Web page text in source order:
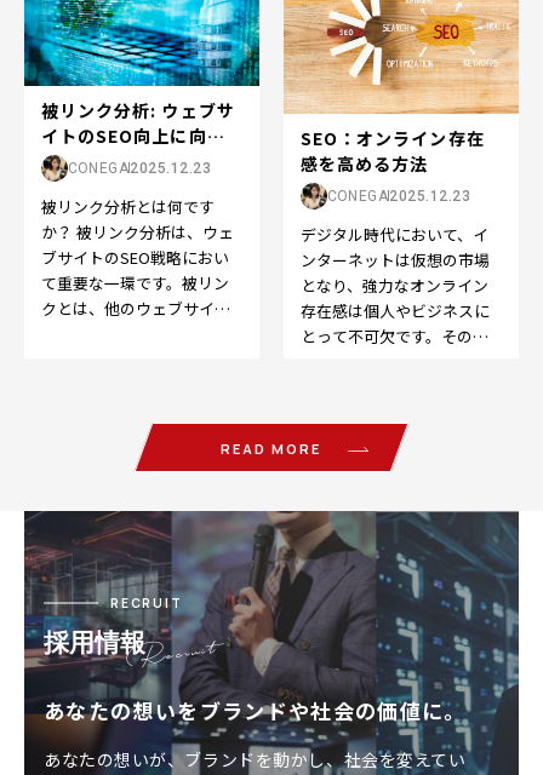
被リンク分析: ウェブサ
イトのSEO向上に向け
た重要なステッ...
CONEGA2025.12.23
被リンク分析とは何です
か？ 被リンク分析は、ウェ
ブサイトのSEO戦略におい
て重要な一環です。被リン
クとは、他のウェブサイト
SEO：オンライン存在
感を高める方法
CONEGA2025.12.23
デジタル時代において、イ
ンターネットは仮想の市場
となり、強力なオンライン
存在感は個人やビジネスに
とって不可欠です。そのた
READ MORE
RECRUIT
採用情報
あなたの想いをブランドや社会の価値に。
あなたの想いが、ブランドを動かし、社会を変えてい